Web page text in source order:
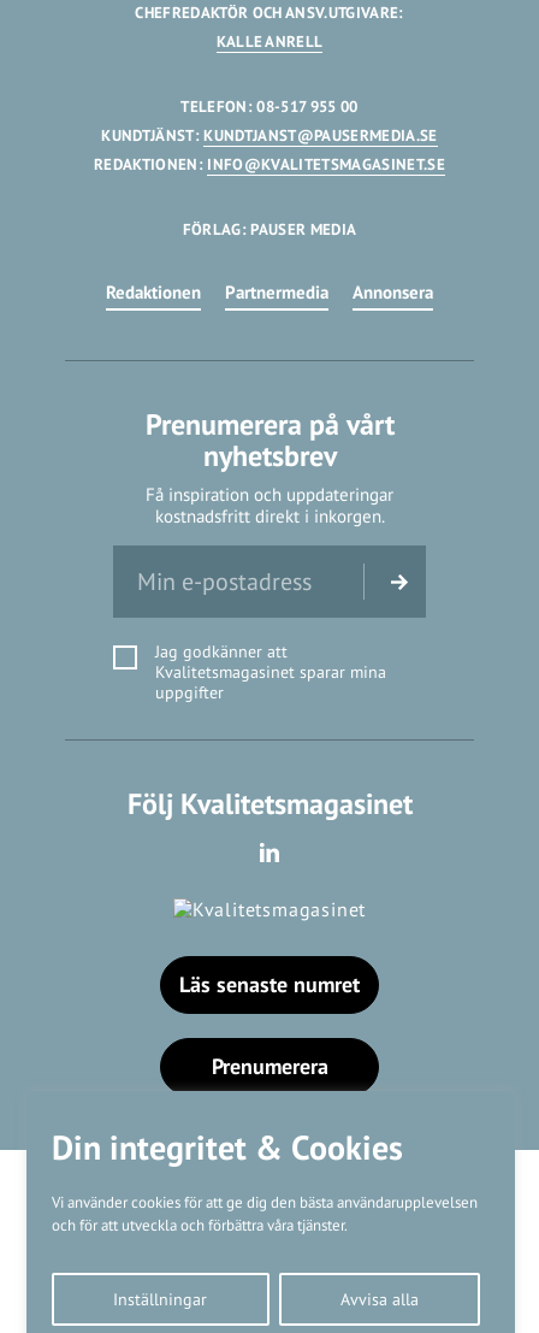
Din integritet & Cookies
Vi använder cookies för att ge dig den bästa användarupplevelsen
och för att utveckla och förbättra våra tjänster.
Inställningar Avvisa alla
CHEFREDAKTÖR OCH ANSV.UTGIVARE:
KALLE ANRELL
TELEFON: 08-517 955 00
KUNDTJÄNST:KUNDTJANST@PAUSERMEDIA.SE
REDAKTIONEN: INFO@KVALITETSMAGASINET.SE
FÖRLAG: PAUSER MEDIA
Redaktionen Partnermedia Annonsera
Prenumerera på vårt
nyhetsbrev
Få inspiration och uppdateringar
kostnadsfritt direkt i inkorgen.
Jag godkänner att
Kvalitetsmagasinet sparar mina
uppgifter
Följ Kvalitetsmagasinet
Läs senaste numret
Prenumerera
Kundtjänst